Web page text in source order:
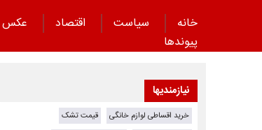
خانه سیاست اقتصاد عکس
پیوند‌ها
نیازمندیها
خرید اقساطی لوازم خانگی
قیمت تشک